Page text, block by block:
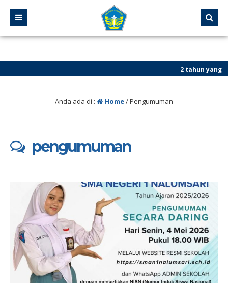
2 tahun yang lalu/
Anda ada di : Home/Pengumuman
pengumuman